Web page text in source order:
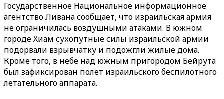
Государственное Национальное информационное
агентство Ливана сообщает, что израильская армия
не ограничилась воздушными атаками. В южном
городе Хиам сухопутные силы израильской армии
подорвали взрывчатку и подожгли жилые дома.
Кроме того, в небе над южным пригородом Бейрута
был зафиксирован полет израильского беспилотного
летательного аппарата.